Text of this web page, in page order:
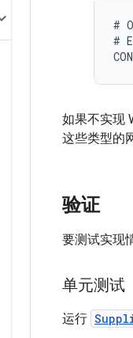
#
#
如果不实现
这些类型的
验证
要测试实现
单元测试
运行